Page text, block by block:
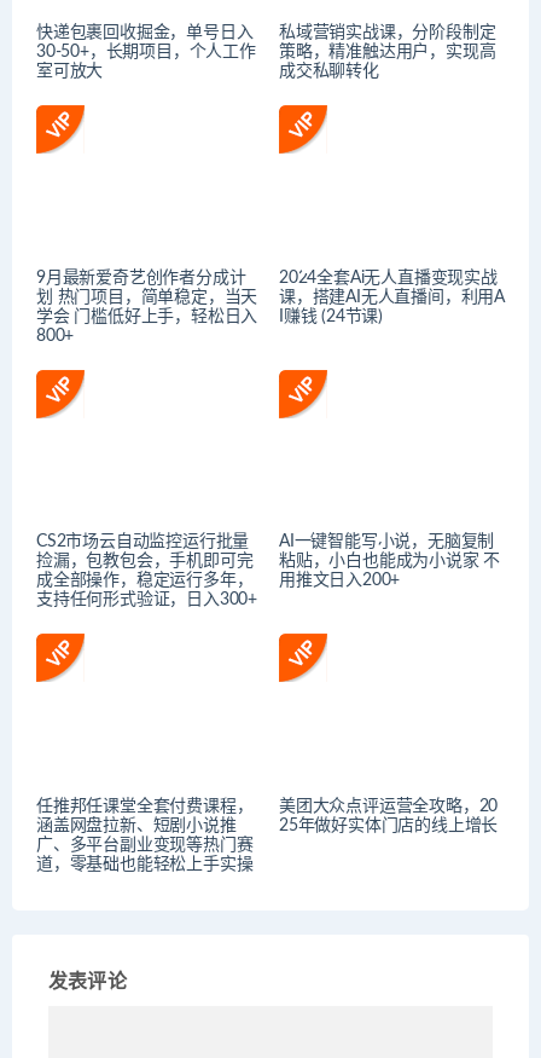
快递包裹回收掘金，单号日入
30-50+，长期项目，个人工作
室可放大
私域营销实战课，分阶段制定
策略，精准触达用户，实现高
成交私聊转化
9月最新爱奇艺创作者分成计
划 热门项目，简单稳定，当天
学会 门槛低好上手，轻松日入
800+
2024全套Ai无人直播变现实战
课，搭建AI无人直播间，利用A
I赚钱 (24节课)
CS2市场云自动监控运行批量
捡漏，包教包会，手机即可完
成全部操作，稳定运行多年，
支持任何形式验证，日入300+
AI一键智能写小说，无脑复制
粘贴，小白也能成为小说家 不
用推文日入200+
任推邦任课堂全套付费课程，
涵盖网盘拉新、短剧小说推
广、多平台副业变现等热门赛
道，零基础也能轻松上手实操
美团大众点评运营全攻略，20
25年做好实体门店的线上增长
发表评论